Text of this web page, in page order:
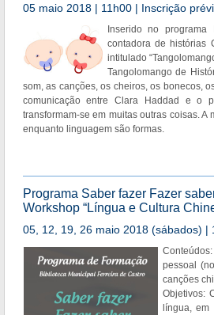
05 maio 2018 | 11h00 | Inscrição
Inserido no
contadora de histórias
intitulado
Tangolomango de
som, as canções, os cheiros, os bonecos,
comunicação entre Clara Haddad e o
transformam-se em muitas outras coisas.
enquanto linguagem são formas.
Programa Saber fazer Fazer
Workshop “Língua e Cultura
05, 12, 19, 26 maio 2018 (sábados) |
pessoal
canções
Objetivos:
língua,